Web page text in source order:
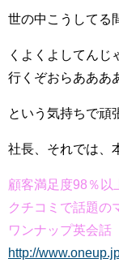
世の中こうしてる
くよくよしてんじ
行くぞおらあああ
という気持ちで頑
社長、それでは、
顧客満足度98％以
クチコミで話題の
ワンナップ英会話
http://